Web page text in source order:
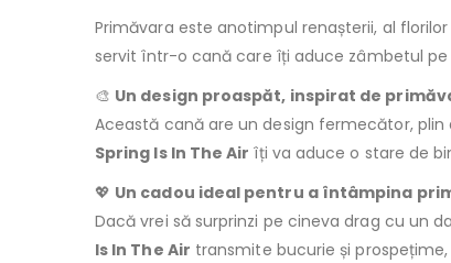
Primăvara este anotimpul renașterii, al
servit într-o cană care îți aduce zâmbetul pe
🎨 Un design proaspăt, inspirat de
Această cană are un design fermecător,
Spring Is In The Air îți va aduce o stare de
💖 Un cadou ideal pentru a întâmpina
Dacă vrei să surprinzi pe cineva drag cu un
Is In The Air transmite bucurie și